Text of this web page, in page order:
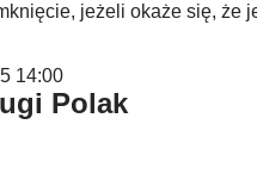
jeżeli okaże się, że
14:00
Polak